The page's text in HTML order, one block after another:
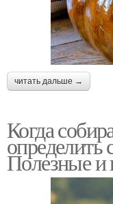
читать дальше →
Когда
Полезные и